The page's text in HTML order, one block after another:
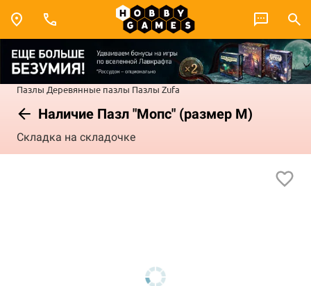
Пазлы Деревянные пазлы Пазлы Zufa
Наличие Пазл "Мопс" (размер М)
Складка на складочке